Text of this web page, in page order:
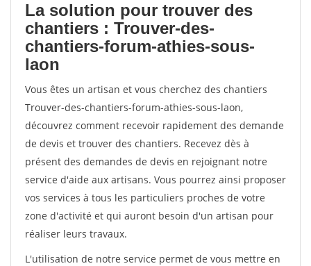
La solution pour trouver des
chantiers : Trouver-des-
chantiers-forum-athies-sous-
laon
Vous êtes un artisan et vous cherchez des chantiers
Trouver-des-chantiers-forum-athies-sous-laon,
découvrez comment recevoir rapidement des demande
de devis et trouver des chantiers. Recevez dès à
présent des demandes de devis en rejoignant notre
service d'aide aux artisans. Vous pourrez ainsi proposer
vos services à tous les particuliers proches de votre
zone d'activité et qui auront besoin d'un artisan pour
réaliser leurs travaux.
L'utilisation de notre service permet de vous mettre en